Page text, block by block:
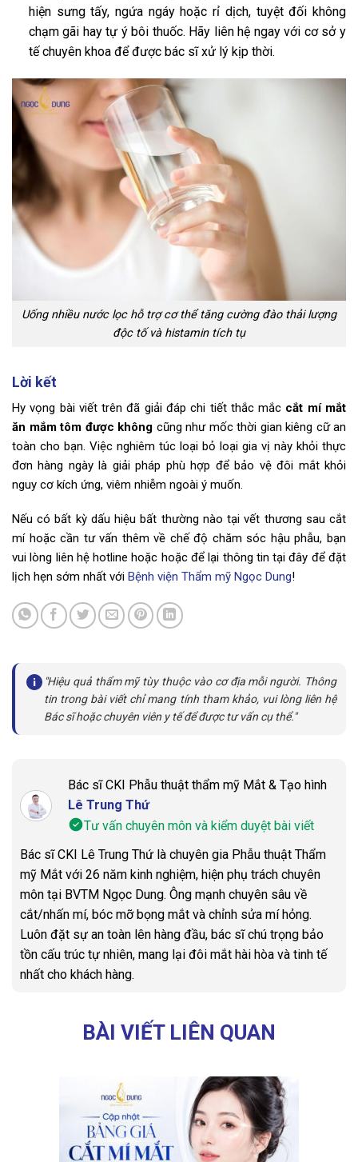
hiện sưng tấy, ngứa ngáy hoặc rỉ dịch, tuyệt đối không
chạm gãi hay tự ý bôi thuốc. Hãy liên hệ ngay với cơ sở y
tế chuyên khoa để được bác sĩ xử lý kịp thời.
Uống nhiều nước lọc hỗ trợ cơ thể tăng cường đào thải lượng
độc tố và histamin tích tụ
Lời kết
Hy vọng bài viết trên đã giải đáp chi tiết thắc mắc cắt mí mắt
ăn mắm tôm được không cũng như mốc thời gian kiêng cữ an
toàn cho bạn. Việc nghiêm túc loại bỏ loại gia vị này khỏi thực
đơn hàng ngày là giải pháp phù hợp để bảo vệ đôi mắt khỏi
nguy cơ kích ứng, viêm nhiễm ngoài ý muốn.
Nếu có bất kỳ dấu hiệu bất thường nào tại vết thương sau cắt
mí hoặc cần tư vấn thêm về chế độ chăm sóc hậu phẫu, bạn
vui lòng liên hệ hotline hoặc hoặc để lại thông tin tại đây để đặt
lịch hẹn sớm nhất với Bệnh viện Thẩm mỹ Ngọc Dung!
"Hiệu quả thẩm mỹ tùy thuộc vào cơ địa mỗi người. Thông
tin trong bài viết chỉ mang tính tham khảo, vui lòng liên hệ
Bác sĩ hoặc chuyên viên y tế để được tư vấn cụ thể."
Bác sĩ CKI Phẫu thuật thẩm mỹ Mắt & Tạo hình
Lê Trung Thứ
Tư vấn chuyên môn và kiểm duyệt bài viết
Bác sĩ CKI Lê Trung Thứ là chuyên gia Phẫu thuật Thẩm
mỹ Mắt với 26 năm kinh nghiệm, hiện phụ trách chuyên
môn tại BVTM Ngọc Dung. Ông mạnh chuyên sâu về
cắt/nhấn mí, bóc mỡ bọng mắt và chỉnh sửa mí hỏng.
Luôn đặt sự an toàn lên hàng đầu, bác sĩ chú trọng bảo
tồn cấu trúc tự nhiên, mang lại đôi mắt hài hòa và tinh tế
nhất cho khách hàng.
BÀI VIẾT LIÊN QUAN